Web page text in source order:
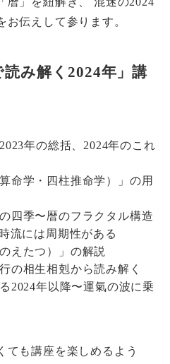
伝えして参ります。
読み解く2024年」講
年の総括、2024年のこれ
命学・四柱推命学）」の用
四季〜暦のフラクタル構造
流には周期性がある
えたつ）」の解説
の相生相剋から読み解く
2024年以降〜運氣の波に乗
ても講座を楽しめるよう